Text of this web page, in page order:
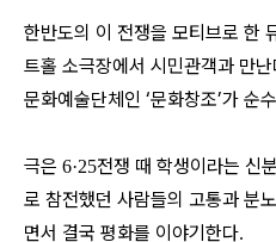
한반도의 이 전쟁을 모티브로 한
트홀 소극장에서 시민관객과 만
문화예술단체인 ‘문화창조’가 순
극은 6·25전쟁 때 학생이라는 신분
로 참전했던 사람들의 고통과 분노
면서 결국 평화를 이야기한다.